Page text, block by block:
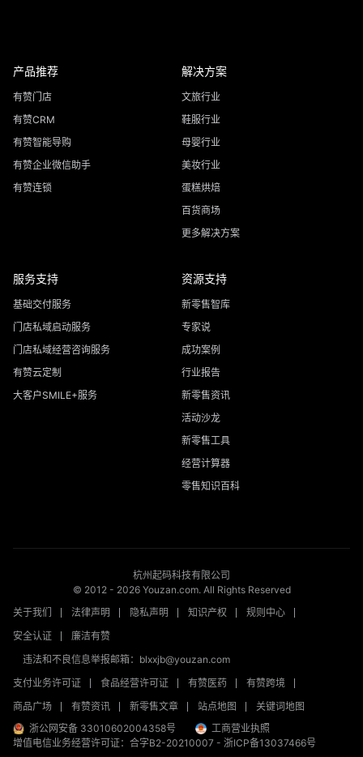
产品推荐
有赞门店
有赞CRM
有赞智能导购
有赞企业微信助手
有赞连锁
解决方案
文旅行业
鞋服行业
母婴行业
美妆行业
蛋糕烘焙
百货商场
更多解决方案
服务支持
基础交付服务
门店私域启动服务
门店私域经营咨询服务
有赞云定制
大客户SMILE+服务
资源支持
新零售智库
专家说
成功案例
行业报告
新零售资讯
活动沙龙
新零售工具
经营计算器
零售知识百科
杭州起码科技有限公司
© 2012 - 2026Youzan.com. All Rights Reserved
关于我们
法律声明 隐私声明 知识产权
规则中心
安全认证
廉洁有赞
违法和不良信息举报邮箱：blxxjb@youzan.com
支付业务许可证
食品经营许可证 有赞医药
有赞跨境
商品广场
有赞资讯 新零售文章 站点地图
关键词地图
浙公网安备 33010602004358号
工商营业执照
增值电信业务经营许可证：合字B2-20210007 - 浙ICP备13037466号